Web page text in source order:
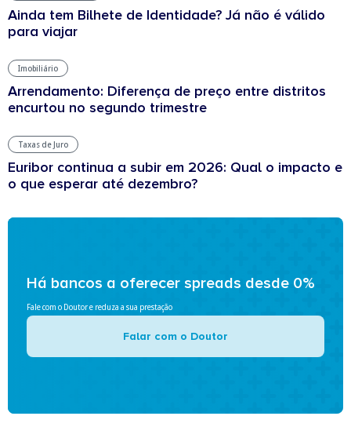
Ainda tem Bilhete de Identidade? Já não é válido
para viajar
Imobiliário
Arrendamento: Diferença de preço entre distritos
encurtou no segundo trimestre
Taxas de Juro
Euribor continua a subir em 2026: Qual o impacto e
o que esperar até dezembro?
Há bancos a oferecer spreads desde 0%
Fale com o Doutor e reduza a sua prestação
Falar com o Doutor